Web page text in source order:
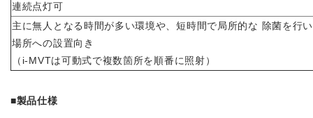
連続点灯可
主に無人となる時間が多い環境や、短時間で局所的な 除菌を行
場所への設置向き
（i-MVTは可動式で複数箇所を順番に照射）
■製品仕様